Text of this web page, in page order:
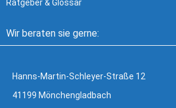
Ratgeber & Glossar
Wir beraten sie gerne:
Hanns-Martin-Schleyer-Straße 12
41199 Mönchengladbach